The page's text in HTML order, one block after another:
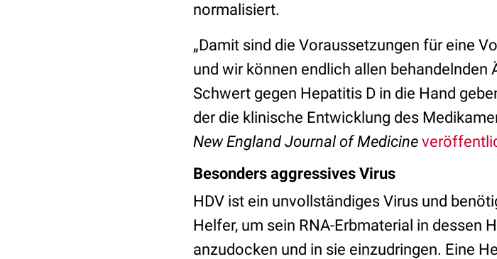
normalisiert.
„Damit sind die Voraussetzungen für eine
und wir können endlich allen behandelnden
Schwert gegen Hepatitis D in die Hand
der die klinische Entwicklung des
New England Journal of Medicine
Besonders aggressives Virus
HDV ist ein unvollständiges Virus und
Helfer, um sein RNA-Erbmaterial in dessen
anzudocken und in sie einzudringen. Eine